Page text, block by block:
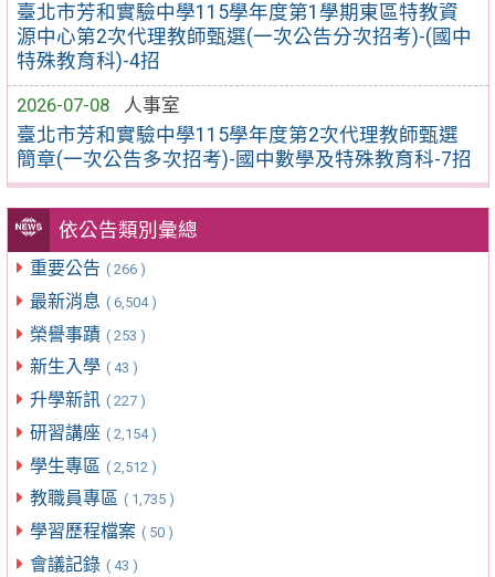
臺北市芳和實驗中學115學年度第1學期東區特教資
源中心第2次代理教師甄選(一次公告分次招考)-(國中
特殊教育科)-4招
2026-07-08
人事室
臺北市芳和實驗中學115學年度第2次代理教師甄選
簡章(一次公告多次招考)-國中數學及特殊教育科-7招
依公告類別彙總
重要公告 ( 266 )
最新消息 ( 6,504 )
榮譽事蹟 ( 253 )
新生入學 ( 43 )
升學新訊 ( 227 )
研習講座 ( 2,154 )
學生專區 ( 2,512 )
教職員專區 ( 1,735 )
學習歷程檔案 ( 50 )
會議記錄 ( 43 )